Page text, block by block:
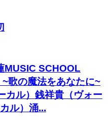
MUSIC SCHOOL
歌の魔法をあなたに~
カル）銭祥貴（ヴォー
ル）涌...